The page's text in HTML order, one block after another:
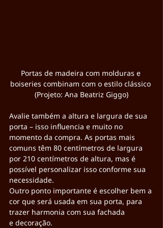
Portas de madeira com molduras e
boiseries combinam com o estilo clássico
(Projeto: Ana Beatriz Giggo)
Avalie também a altura e largura de sua
porta – isso influencia e muito no
momento da compra. As portas mais
comuns têm 80 centímetros de largura
por 210 centímetros de altura, mas é
possível personalizar isso conforme sua
necessidade.
Outro ponto importante é escolher bem a
cor que será usada em sua porta, para
trazer harmonia com sua fachada
e decoração.